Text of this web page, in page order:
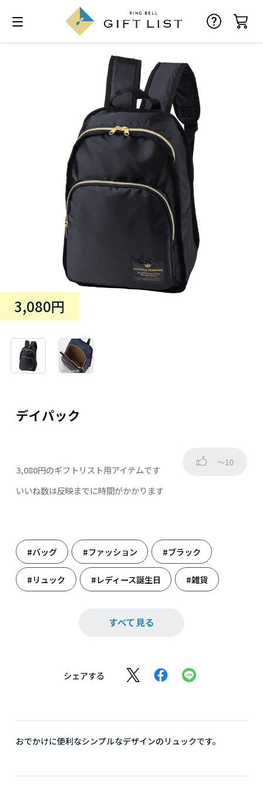
デイパック
3,080円
3,080円のギフトリスト用アイテムです
～10
いいね数は反映までに時間がかかります
#バッグ #ファッション #ブラック
#リュック #レディース誕生日 #雑貨
すべて見る
シェアする
おでかけに便利なシンプルなデザインのリュックです。